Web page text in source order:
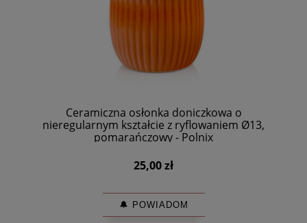
Ceramiczna osłonka doniczkowa o
nieregularnym kształcie z ryflowaniem Ø13,
pomarańczowy - Polnix
25,00 zł
🔔 POWIADOM